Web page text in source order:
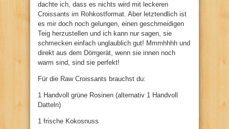
dachte ich, dass es nichts wird mit leckeren
Croissants im Rohkostformat. Aber letztendlich ist
es mir doch noch gelungen, einen geschmeidigen
Teig herzustellen und ich kann nur sagen, sie
schmecken einfach unglaublich gut! Mmmhhhh und
direkt aus dem Dörrgerät, wenn sie innen noch
warm sind, sind sie perfekt!
Für die Raw Croissants brauchst du:
1 Handvoll grüne Rosinen (alternativ 1 Handvoll
Datteln)
1 frische Kokosnuss